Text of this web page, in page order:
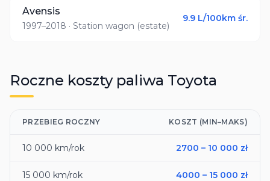
Avensis
1997–2018 · Station wagon (estate)
9.9 L/100km śr.
Roczne koszty paliwa Toyota
PRZEBIEG ROCZNY KOSZT (MIN–MAKS)
10 000 km/rok 2700 – 10 000 zł
15 000 km/rok 4000 – 15 000 zł